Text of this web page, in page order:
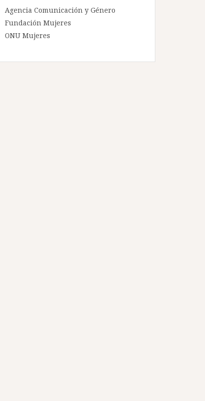
Agencia Comunicación y Género
Fundación Mujeres
ONU Mujeres